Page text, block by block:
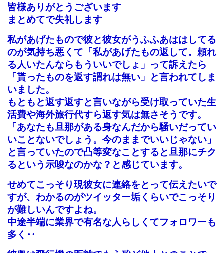
皆様ありがとうございます
まとめてで失礼します
私があげたもので彼と彼女がうふふあははしてる
のが気持ち悪くて「私があげたもの返して。頼れ
る人いたんならもういいでしょ」って訴えたら
「貰ったものを返す謂れは無い」と言われてしま
いました。
もともと返す返すと言いながら受け取っていた生
活費や海外旅行代すら返す気は無さそうです。
「あなたも旦那がある身なんだから騒いだってい
いことないでしょう。今のままでいいじゃない」
と言っていたので凸等変なことすると旦那にチク
るという示唆なのかな？と感じています。
せめてこっそり現彼女に連絡をとって伝えたいで
すが、わかるのがツイッター垢くらいでこっそり
が難しいんですよね。
中途半端に業界で有名な人らしくてフォロワーも
多く‥